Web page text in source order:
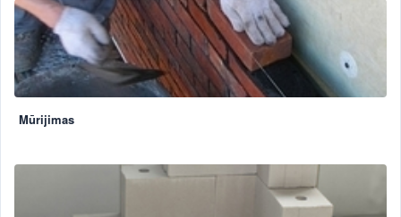
Mūrijimas